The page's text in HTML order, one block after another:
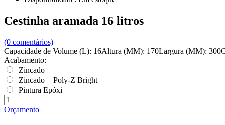
Cestinha aramada 16 litros
(0 comentários)
Capacidade de Volume (L): 16Altura (MM): 170Largura (MM):
Acabamento:
Zincado
Zincado + Poly-Z Bright
Pintura Epóxi
Orçamento